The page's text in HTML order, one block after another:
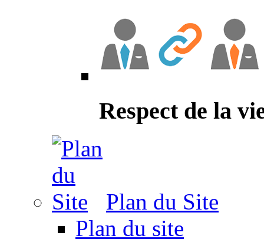
Respect de la
Plan du Site
Plan du site